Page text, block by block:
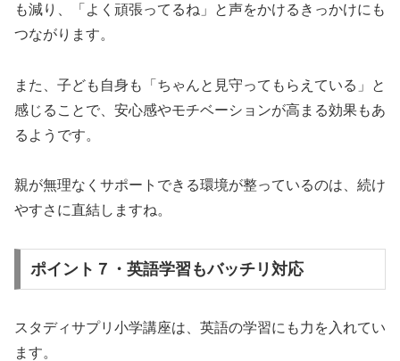
も減り、「よく頑張ってるね」と声をかけるきっかけにも
つながります。
また、子ども自身も「ちゃんと見守ってもらえている」と
感じることで、安心感やモチベーションが高まる効果もあ
るようです。
親が無理なくサポートできる環境が整っているのは、続け
やすさに直結しますね。
ポイント７・英語学習もバッチリ対応
スタディサプリ小学講座は、英語の学習にも力を入れてい
ます。